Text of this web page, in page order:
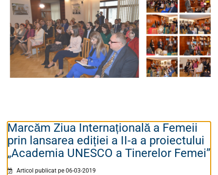
Marcăm Ziua Internațională a Femeii
prin lansarea ediției a II-a a proiectului
„Academia UNESCO a Tinerelor Femei”
Articol publicat pe 06-03-2019